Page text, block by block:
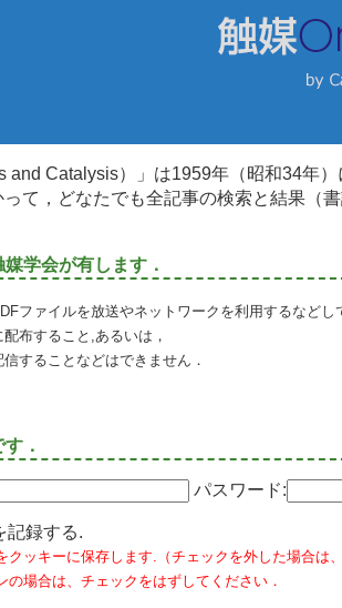
and Catalysis）」は1959年（昭和34年
って，どなたでも全記事の検索と結果（
学会が有します．
ファイルを放送やネットワークを利用するなど
布すること,あるいは，
することなどはできません．
．
パスワード:
記録する.
クッキーに保存します.（チェックを外した場合は
の場合は、チェックをはずしてください．